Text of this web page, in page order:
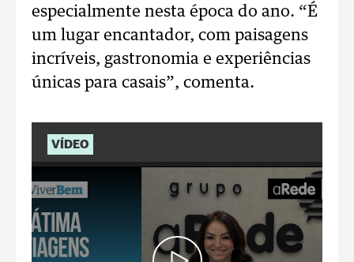
especialmente nesta época do ano. “É
um lugar encantador, com paisagens
incríveis, gastronomia e experiências
únicas para casais”, comenta.
VÍDEO